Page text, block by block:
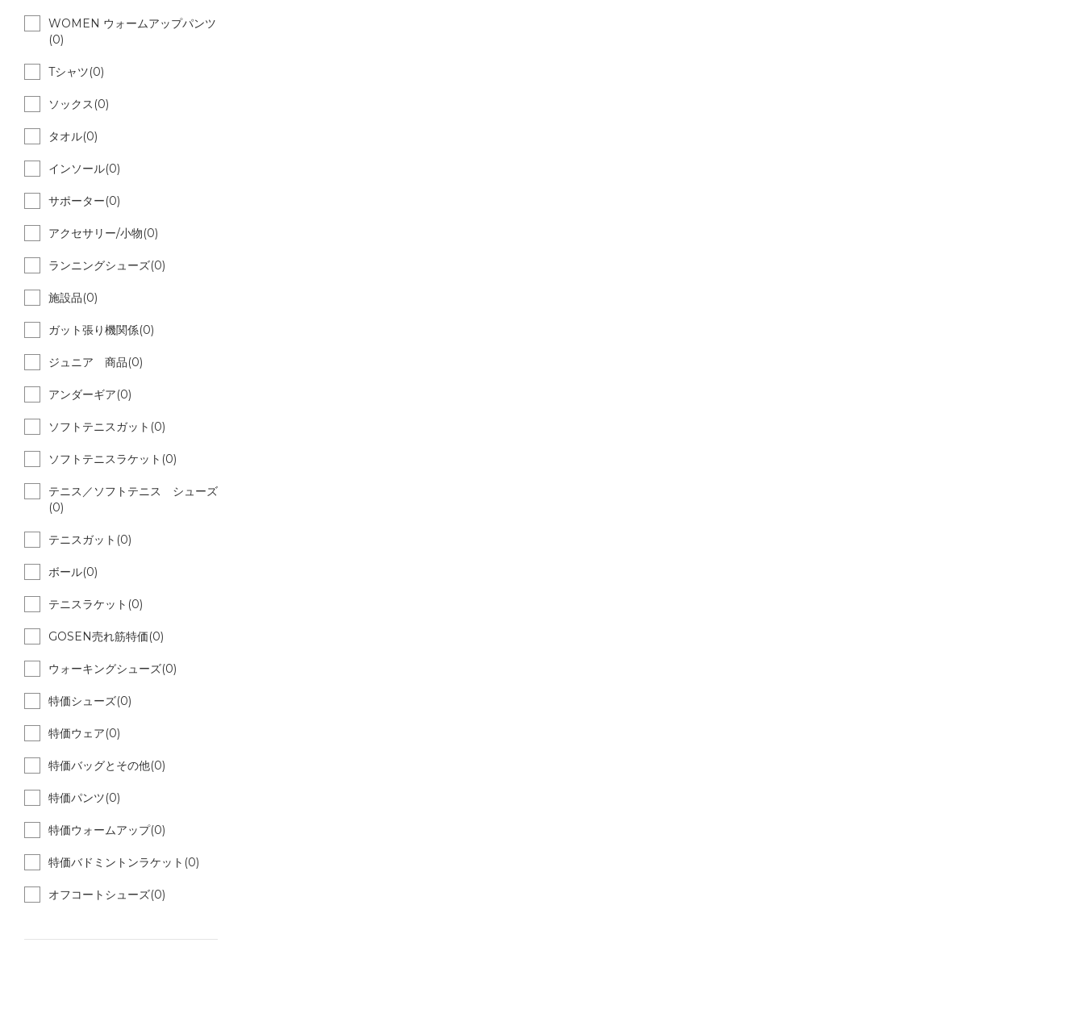
WOMEN ウォームアップパンツ
(0)
Tシャツ(0)
ソックス(0)
タオル(0)
インソール(0)
サポーター(0)
アクセサリー/小物(0)
ランニングシューズ(0)
施設品(0)
ガット張り機関係(0)
ジュニア 商品(0)
アンダーギア(0)
ソフトテニスガット(0)
ソフトテニスラケット(0)
テニス／ソフトテニス シューズ
(0)
テニスガット(0)
ボール(0)
テニスラケット(0)
GOSEN売れ筋特価(0)
ウォーキングシューズ(0)
特価シューズ(0)
特価ウェア(0)
特価バッグとその他(0)
特価パンツ(0)
特価ウォームアップ(0)
特価バドミントンラケット(0)
オフコートシューズ(0)